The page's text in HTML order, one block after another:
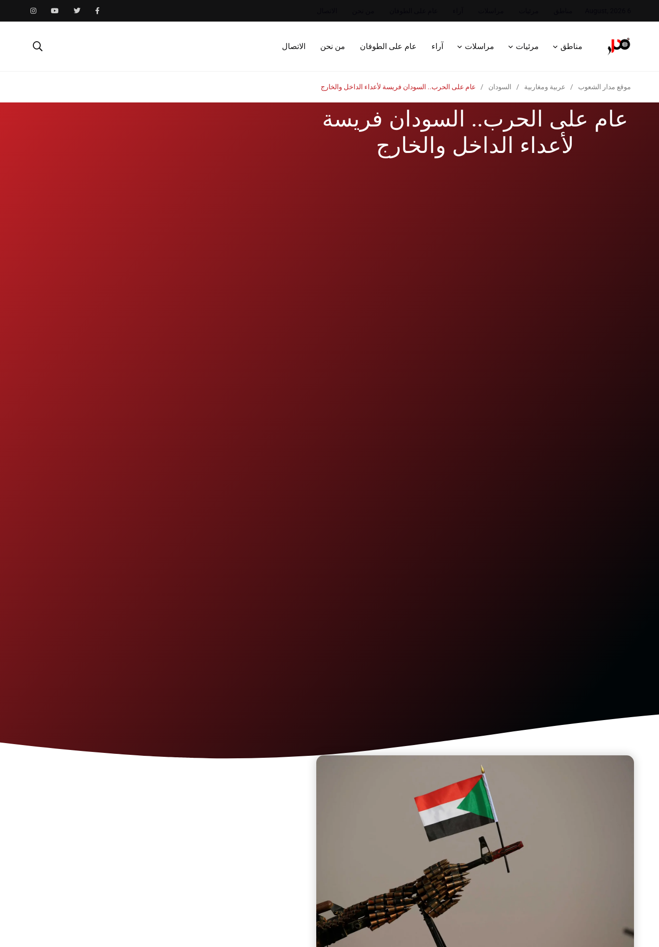
مناطق مرئيات مراسلات آراء عام على الطوفان من نحن الاتصال
موقع مدار الشعوب / عربية ومغاربية / السودان / عام على الحرب.. السودان فريسة لأعداء الداخل والخارج
عام على الحرب.. السودان فريسة
لأعداء الداخل والخارج